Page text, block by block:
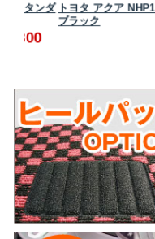
トヨタ アクア NHP10 スタ
ブラック
￥